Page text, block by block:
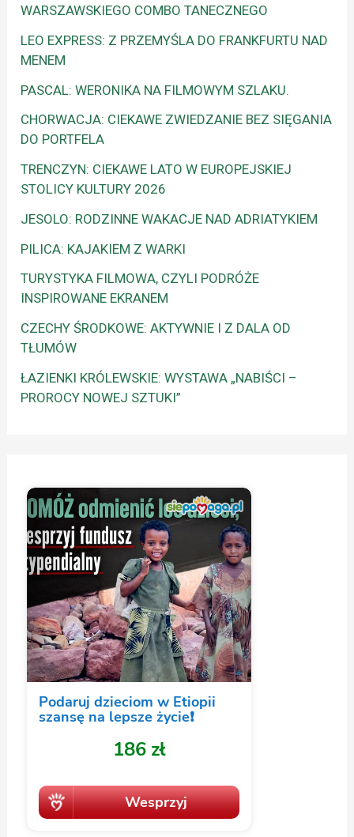
WARSZAWSKIEGO COMBO TANECZNEGO
LEO EXPRESS: Z PRZEMYŚLA DO FRANKFURTU NAD
MENEM
PASCAL: WERONIKA NA FILMOWYM SZLAKU.
CHORWACJA: CIEKAWE ZWIEDZANIE BEZ SIĘGANIA
DO PORTFELA
TRENCZYN: CIEKAWE LATO W EUROPEJSKIEJ
STOLICY KULTURY 2026
JESOLO: RODZINNE WAKACJE NAD ADRIATYKIEM
PILICA: KAJAKIEM Z WARKI
TURYSTYKA FILMOWA, CZYLI PODRÓŻE
INSPIROWANE EKRANEM
CZECHY ŚRODKOWE: AKTYWNIE I Z DALA OD
TŁUMÓW
ŁAZIENKI KRÓLEWSKIE: WYSTAWA „NABIŚCI –
PROROCY NOWEJ SZTUKI”